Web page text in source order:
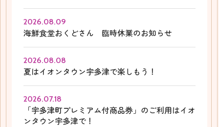
2026.08.09
海鮮食堂おくどさん 臨時休業のお知らせ
2026.08.08
夏はイオンタウン宇多津で楽しもう！
2026.07.18
「宇多津町プレミアム付商品券」のご利用はイオ
ンタウン宇多津で！